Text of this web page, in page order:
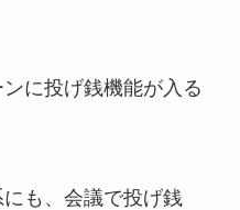
に投げ銭機能が入る
も、会議で投げ銭